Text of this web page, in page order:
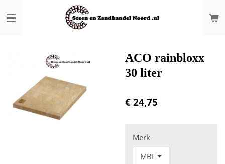
direct
hoofdinhoud
ACO rainbloxx
30 liter
€ 24,75
Merk